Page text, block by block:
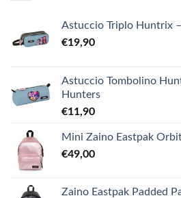
Astuccio Triplo Huntrix
€19,90
Astuccio Tombolino
Hunters
€11,90
Mini Zaino Eastpak
€49,00
Zaino Eastpak Padded